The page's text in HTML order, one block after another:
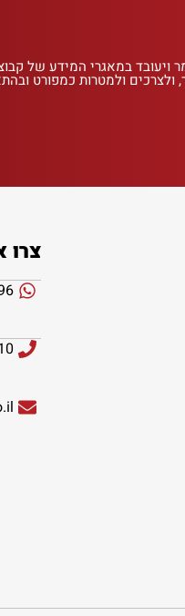
ויעובד במאגרי המידע של
ולצרכים ולמטרות כמפורט
צרו